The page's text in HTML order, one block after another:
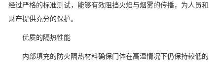
经过严格的标准测试，能够有效阻挡火焰与烟雾的传播，为人员和
财产提供充分的保护。
优质的隔热性能
内部填充的防火隔热材料确保门体在高温情况下仍保持较低的